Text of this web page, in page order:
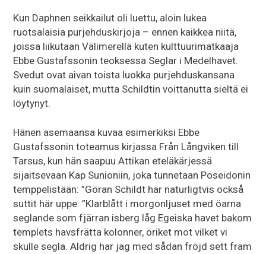
Kun Daphnen seikkailut oli luettu, aloin lukea
ruotsalaisia purjehduskirjoja – ennen kaikkea niitä,
joissa liikutaan Välimerellä kuten kulttuurimatkaaja
Ebbe Gustafssonin teoksessa Seglar i Medelhavet.
Svedut ovat aivan toista luokka purjehduskansana
kuin suomalaiset, mutta Schildtin voittanutta sieltä ei
löytynyt.
Hänen asemaansa kuvaa esimerkiksi Ebbe
Gustafssonin toteamus kirjassa Från Långviken till
Tarsus, kun hän saapuu Attikan eteläkärjessä
sijaitsevaan Kap Sunioniin, joka tunnetaan Poseidonin
temppelistään: ”Göran Schildt har naturligtvis också
suttit här uppe: ”Klarblått i morgonljuset med öarna
seglande som fjärran isberg låg Egeiska havet bakom
templets havsfrätta kolonner, öriket mot vilket vi
skulle segla. Aldrig har jag med sådan fröjd sett fram